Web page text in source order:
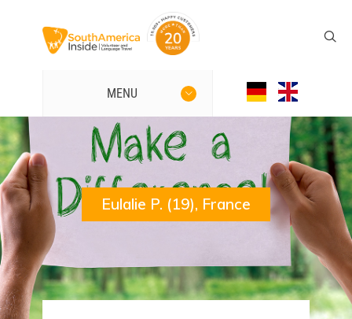
MENU
Eulalie P. (19), France